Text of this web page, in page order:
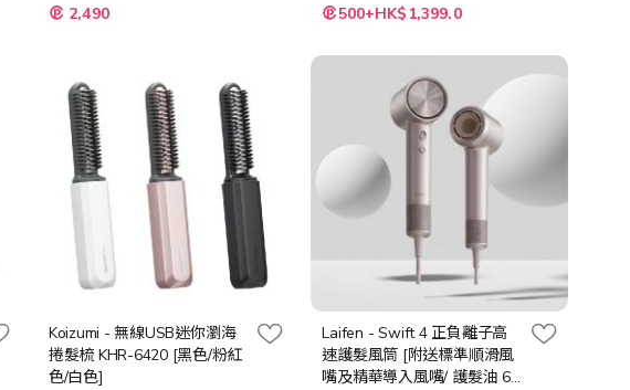
2,490 500+HK$1,399.0
Koizumi - 無線USB迷你瀏海
捲髮梳 KHR-6420 [黑色/粉紅
色/白色]
Laifen - Swift 4 正負離子高
速護髮風筒 [附送標準順滑風
嘴及精華導入風嘴/ 護髮油 60